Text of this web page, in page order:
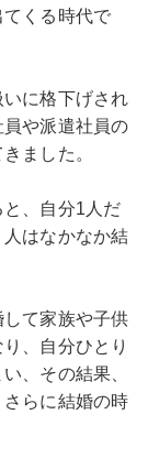
くる時代で
に格下げされ
や派遣社員の
ました。
、自分1人だ
はなかなか結
て家族や子供
、自分ひとり
、その結果、
らに結婚の時